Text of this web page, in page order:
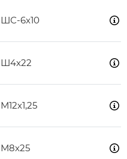
ШС-6х10
Ш4х22
М12х1,25
М8х25